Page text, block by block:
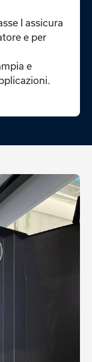
I assicura
e per
e